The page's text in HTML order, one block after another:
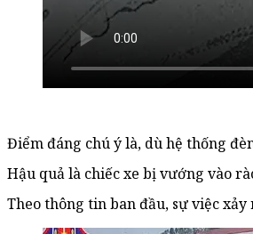
Điểm đáng chú ý là, dù hệ thống
Hậu quả là chiếc xe bị vướng vào
Theo thông tin ban đầu, sự việc